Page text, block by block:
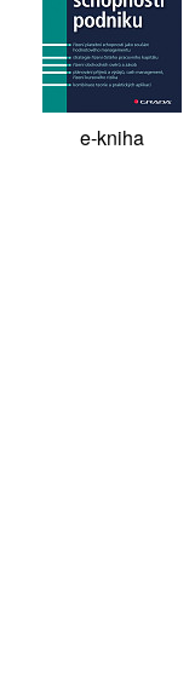
e-kniha